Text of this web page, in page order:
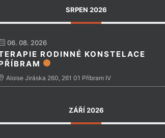
SRPEN 2026
06. 08. 2026
RODINNÉ KONSTELACE
Aloise Jiráska 260, 261 01 Příbram IV
ZÁŘÍ 2026